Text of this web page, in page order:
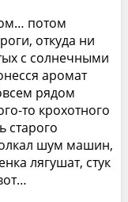
потом
откуда ни
с солнечными
аромат
рядом
то крохотного
старого
шум машин,
лягушат, стук